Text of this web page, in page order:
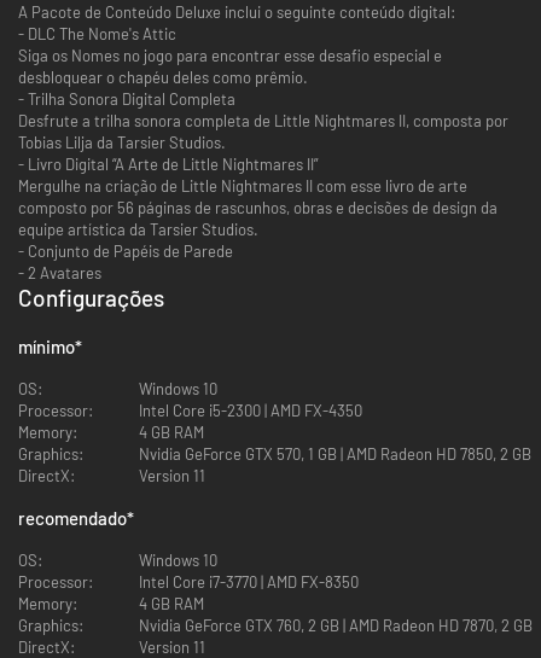
A Pacote de Conteúdo Deluxe inclui o seguinte conteúdo digital:
- DLC The Nome's Attic
Siga os Nomes no jogo para encontrar esse desafio especial e
desbloquear o chapéu deles como prêmio.
- Trilha Sonora Digital Completa
Desfrute a trilha sonora completa de Little Nightmares II, composta por
Tobias Lilja da Tarsier Studios.
- Livro Digital “A Arte de Little Nightmares II”
Mergulhe na criação de Little Nightmares II com esse livro de arte
composto por 56 páginas de rascunhos, obras e decisões de design da
equipe artística da Tarsier Studios.
- Conjunto de Papéis de Parede
- 2 Avatares
Configurações
mínimo*
OS:
Windows 10
Processor:
Intel Core i5-2300 | AMD FX-4350
Memory:
4 GB RAM
Graphics:
Nvidia GeForce GTX 570, 1 GB | AMD Radeon HD 7850, 2 GB
DirectX:
Version 11
recomendado*
OS:
Windows 10
Processor:
Intel Core i7-3770 | AMD FX-8350
Memory:
4 GB RAM
Graphics:
Nvidia GeForce GTX 760, 2 GB | AMD Radeon HD 7870, 2 GB
DirectX:
Version 11